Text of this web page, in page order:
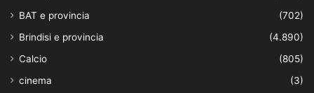
BAT e provincia
(702)
Brindisi e provincia
(4.890)
Calcio
(805)
cinema
(3)